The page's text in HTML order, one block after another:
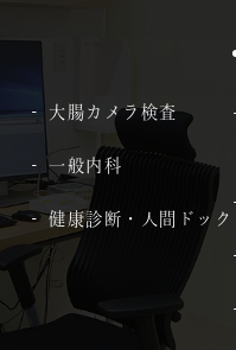
大腸カメラ検査
一般内科
健康診断・人間ドック